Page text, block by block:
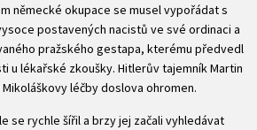
německé okupace se musel vypořádat s
postavených nacistů ve své ordinaci a
pražského gestapa, kterému předvedl
u lékařské zkoušky. Hitlerův tajemník Martin
léčby doslova ohromen.
se rychle šířil a brzy jej začali vyhledávat